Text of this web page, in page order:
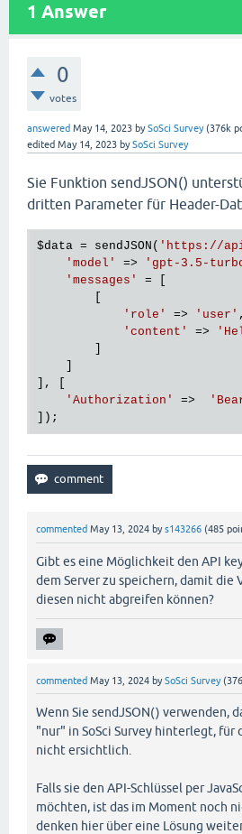
1 Answer
0
votes
answered May 14, 2023 bySoSci Survey (376k
edited May 14, 2023 bySoSci Survey
Sie Funktion sendJSON()
dritten Parameter für Header-
$data = sendJSON( 'https://
'model'
=> 'gpt-3.5-
'messages'
= [
'role'
=> 'user' ,
'content'
=>
], [
'Authorization'
=>
commented May 13, 2024 bys143266 (485
Gibt es eine Möglichkeit den API
dem Server zu speichern, damit die
diesen nicht abgreifen können?
commented May 13, 2024 bySoSci Survey (
Wenn Sie sendJSON() verwenden,
"nur" in SoSci Survey hinterlegt, für
nicht ersichtlich.
Falls sie den API-Schlüssel per
möchten, ist das im Moment noch
denken hier über eine Lösung